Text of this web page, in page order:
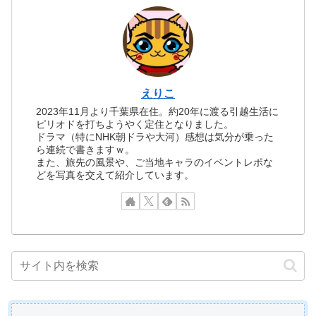
えりこ
2023年11月より千葉県在住。約20年に渡る引越生活に
ピリオドを打ちようやく定住となりました。
ドラマ（特にNHK朝ドラや大河）感想は気分が乗った
ら連続で書きますｗ。
また、旅先の風景や、ご当地キャラのイベントレポな
どを写真を交えて紹介しています。